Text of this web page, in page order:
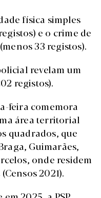
física simples
e o crime de
33 registos).
revelam um
registos).
feira comemora
área territorial
quadrados, que
Guimarães,
onde residem
2021).